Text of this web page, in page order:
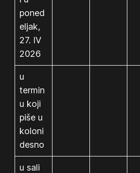
poned
eljak,
27. IV
2026
u
termin
u koji
piše u
koloni
desno
u sali